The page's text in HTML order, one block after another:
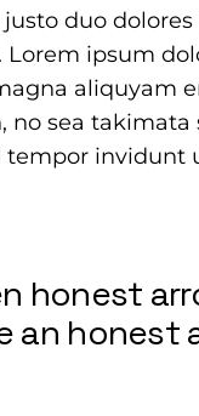
duo
ipsum
aliquyam
sea
invidunt
honest
an honest